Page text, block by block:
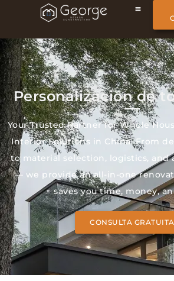
Personalización de
Your Trusted Partner for Whole
Interior Solutions in China. From
to material selection, logistics, and
— we provide an all-in-one
saves you time, money,
CONSULTA GRATUITA